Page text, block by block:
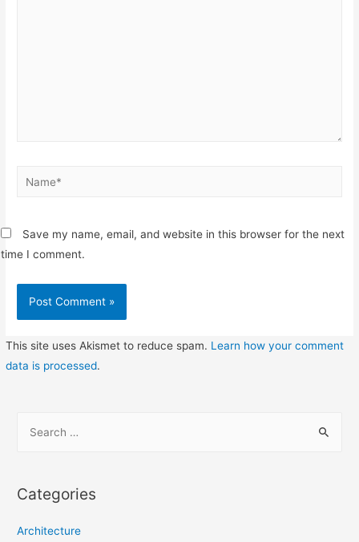
Name*
Save my name, email, and website in this browser for the next
time I comment.
This site uses Akismet to reduce spam. Learn how your comment
data is processed.
r
h
Categories
Architecture